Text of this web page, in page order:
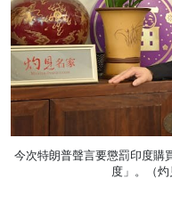
今次特朗普聲言要懲罰印度購
度」。（灼